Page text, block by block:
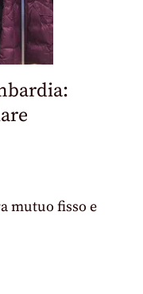
mutuo fisso e